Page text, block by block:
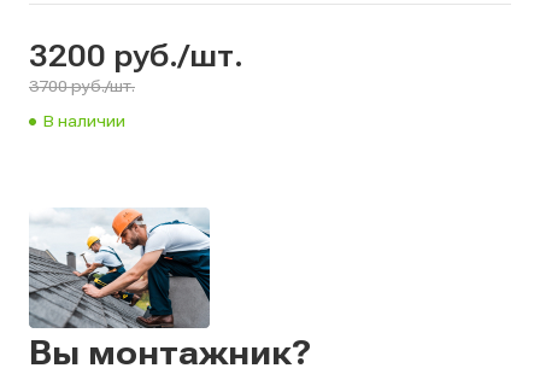
3200 руб./шт.
3700 руб./шт.
В наличии
Вы монтажник?